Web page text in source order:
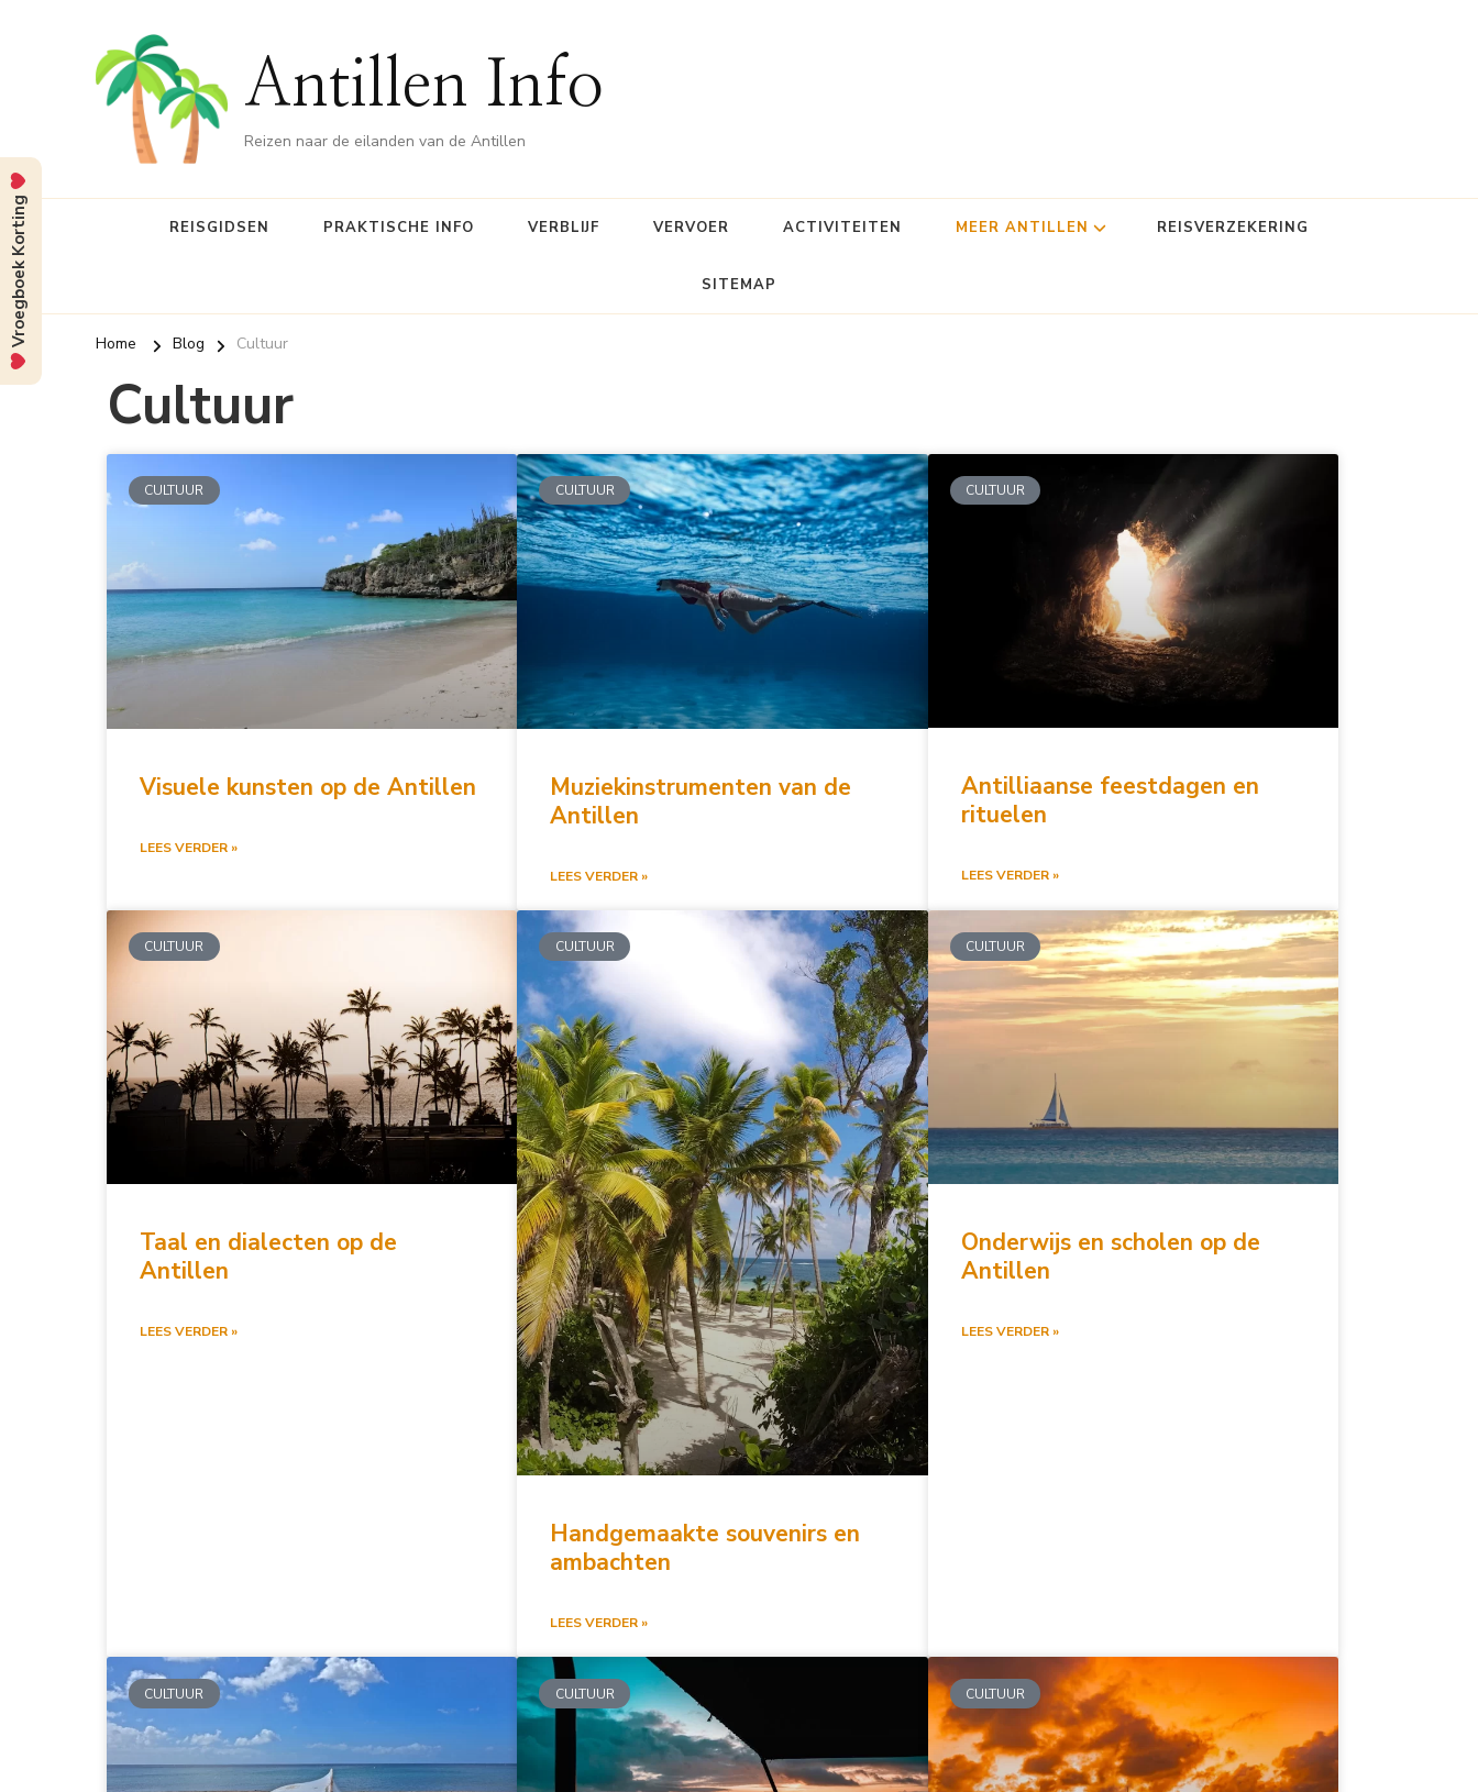
Antillen Info
Reizen naar de eilanden van de Antillen
REISGIDSEN PRAKTISCHE INFO VERBLIJF VERVOER ACTIVITEITEN MEER ANTILLEN REISVERZEKERING
SITEMAP
Home Blog Cultuur
Cultuur
CULTUUR
Visuele kunsten op de Antillen
LEES VERDER »
CULTUUR
Muziekinstrumenten van de
Antillen
LEES VERDER »
CULTUUR
Antilliaanse feestdagen en
rituelen
LEES VERDER »
CULTUUR
Taal en dialecten op de
Antillen
LEES VERDER »
CULTUUR
Handgemaakte souvenirs en
ambachten
LEES VERDER »
CULTUUR
Onderwijs en scholen op de
Antillen
LEES VERDER »
CULTUUR CULTUUR CULTUUR
Vroegboek Korting